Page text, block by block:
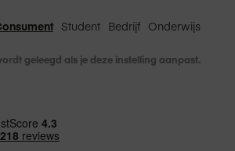
Student Bedrijf Onderwijs
geleegd als je deze instelling aanpast.